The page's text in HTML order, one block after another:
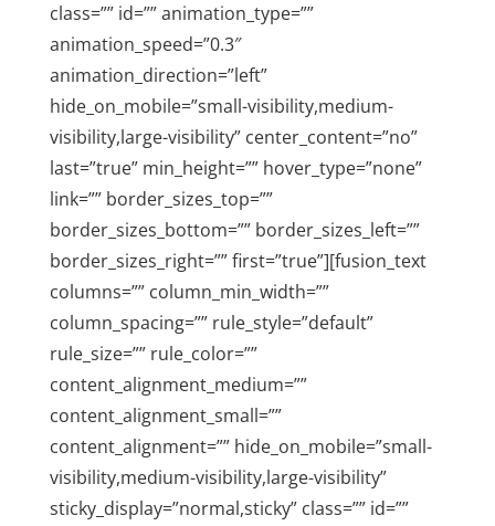
class=”” id=”” animation_type=””
animation_speed=”0.3″
animation_direction=”left”
hide_on_mobile=”small-visibility,medium-
visibility,large-visibility” center_content=”no”
last=”true” min_height=”” hover_type=”none”
link=”” border_sizes_top=””
border_sizes_bottom=”” border_sizes_left=””
border_sizes_right=”” first=”true”][fusion_text
columns=”” column_min_width=””
column_spacing=”” rule_style=”default”
rule_size=”” rule_color=””
content_alignment_medium=””
content_alignment_small=””
content_alignment=”” hide_on_mobile=”small-
visibility,medium-visibility,large-visibility”
sticky_display=”normal,sticky” class=”” id=””